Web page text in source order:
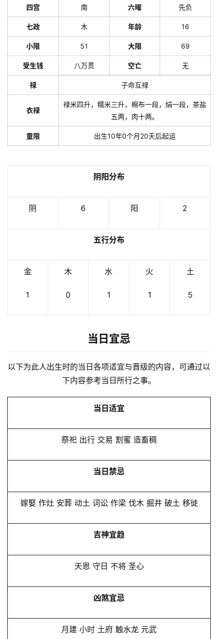
四宫 南 六曜 先负
七政 木 年龄 16
小限 51 大限 69
受生钱 八万贯 空亡 无
禄 子命互禄
衣禄
禄米四升，糯米三升，棉布一段，绢一段，茶盐
五两，肉十两。
童限 出生10年0个月20天后起运
阴阳分布
阴 6 阳 2
五行分布
金
1
木
0
水
1
火
1
土
5
当日宜忌
以下为此人出生时的当日各项适宜与晋级的内容，可通过以
下内容参考当日所行之事。
当日适宜
祭祀 出行 交易 割蜜 造畜稠
当日禁忌
嫁娶 作灶 安葬 动土 词讼 作梁 伐木 掘井 破土 移徙
吉神宜趋
天恩 守日 不将 圣心
凶煞宜忌
月建 小时 土府 触水龙 元武